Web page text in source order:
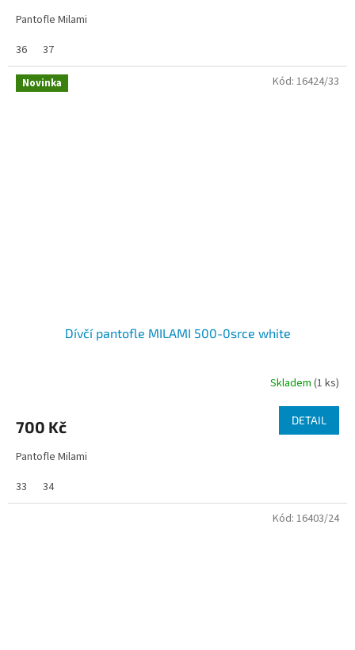
Pantofle Milami
36
37
Novinka
Dívčí pantofle MILAMI 500-0srce white
Skladem (1 ks)
700 Kč DETAIL
Pantofle Milami
33
34
Kód: 16424/33
Kód: 16403/24